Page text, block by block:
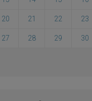
20 21 22 23
27 28 29 30